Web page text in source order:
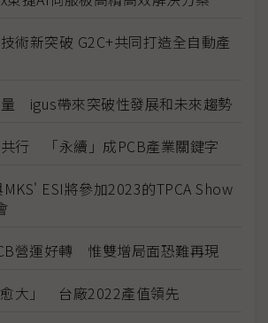
術新突破 G2C+共同打造全自動產
igus帶來突破性發展和未來趨勢
行 「永續」成PCB產業關鍵字
ESI將參加2023的TPCA Show
營運好轉 惟雙增局面恐難再現
大」 台廠2022產值領先